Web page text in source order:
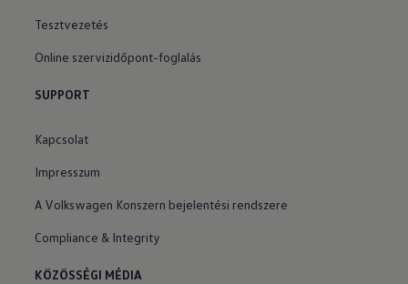
Tesztvezetés
Online szervizidőpont-foglalás
SUPPORT
Kapcsolat
Impresszum
A Volkswagen Konszern bejelentési rendszere
Compliance & Integrity
KÖZÖSSÉGI MÉDIA